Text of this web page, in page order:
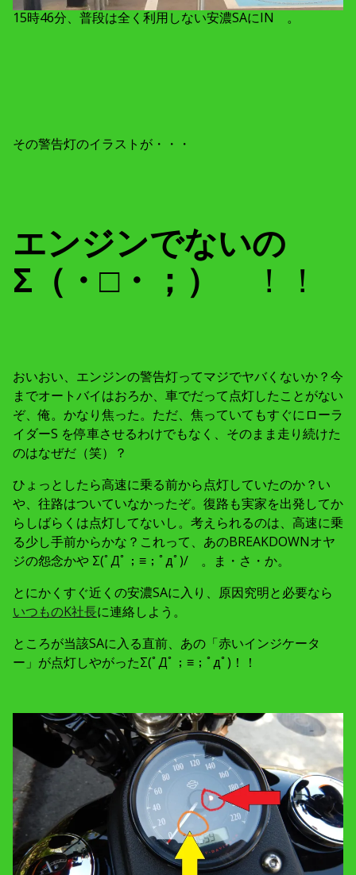
15時46分、普段は全く利用しない安濃SAにIN 。
その警告灯のイラストが・・・
エンジンでないの
Σ（・□・；）
！！
おいおい、エンジンの警告灯ってマジでヤバくないか？今
までオートバイはおろか、車でだって点灯したことがない
ぞ、俺。かなり焦った。ただ、焦っていてもすぐにローラ
イダーS を停車させるわけでもなく、そのまま走り続けた
のはなぜだ（笑）？
ひょっとしたら高速に乗る前から点灯していたのか？い
や、往路はついていなかったぞ。復路も実家を出発してか
らしばらくは点灯してないし。考えられるのは、高速に乗
る少し手前からかな？これって、あのBREAKDOWNオヤ
ジの怨念かや Σ(ﾟДﾟ；≡；ﾟдﾟ)/ 。ま・さ・か。
とにかくすぐ近くの安濃SAに入り、原因究明と必要なら
いつものK社長に連絡しよう。
ところが当該SAに入る直前、あの「赤いインジケータ
ー」が点灯しやがったΣ(ﾟДﾟ；≡；ﾟдﾟ)！！